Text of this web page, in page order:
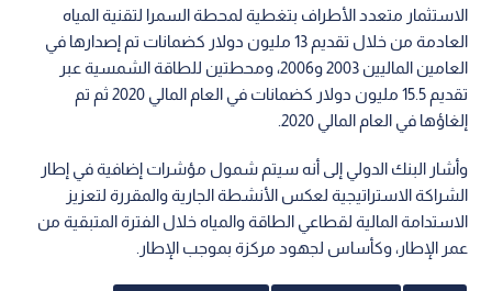
الاستثمار متعدد الأطراف بتغطية لمحطة السمرا لتقنية المياه
العادمة من خلال تقديم 13 مليون دولار كضمانات تم إصدارها في
العامين الماليين 2003 و2006، ومحطتين للطاقة الشمسية عبر
تقديم 15.5 مليون دولار كضمانات في العام المالي 2020 ثم تم
إلغاؤها في العام المالي 2020.
وأشار البنك الدولي إلى أنه سيتم شمول مؤشرات إضافية في إطار
الشراكة الاستراتيجية لعكس الأنشطة الجارية والمقررة لتعزيز
الاستدامة المالية لقطاعي الطاقة والمياه خلال الفترة المتبقية من
عمر الإطار، وكأساس لجهود مركزة بموجب الإطار.